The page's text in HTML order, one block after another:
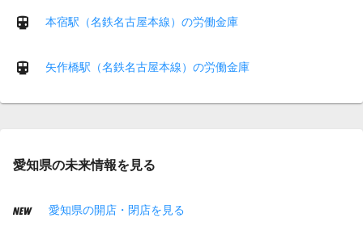
本宿駅（名鉄名古屋本線）の労働金庫
矢作橋駅（名鉄名古屋本線）の労働金庫
愛知県の未来情報を見る
愛知県の開店・閉店を見る